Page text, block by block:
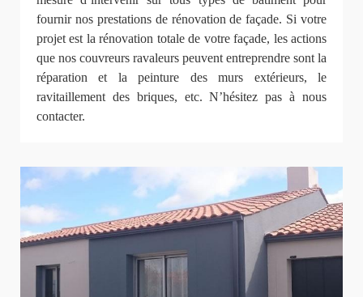
fournir nos prestations de rénovation de façade. Si votre
projet est la rénovation totale de votre façade, les actions
que nos couvreurs ravaleurs peuvent entreprendre sont la
réparation et la peinture des murs extérieurs, le
ravitaillement des briques, etc. N’hésitez pas à nous
contacter.